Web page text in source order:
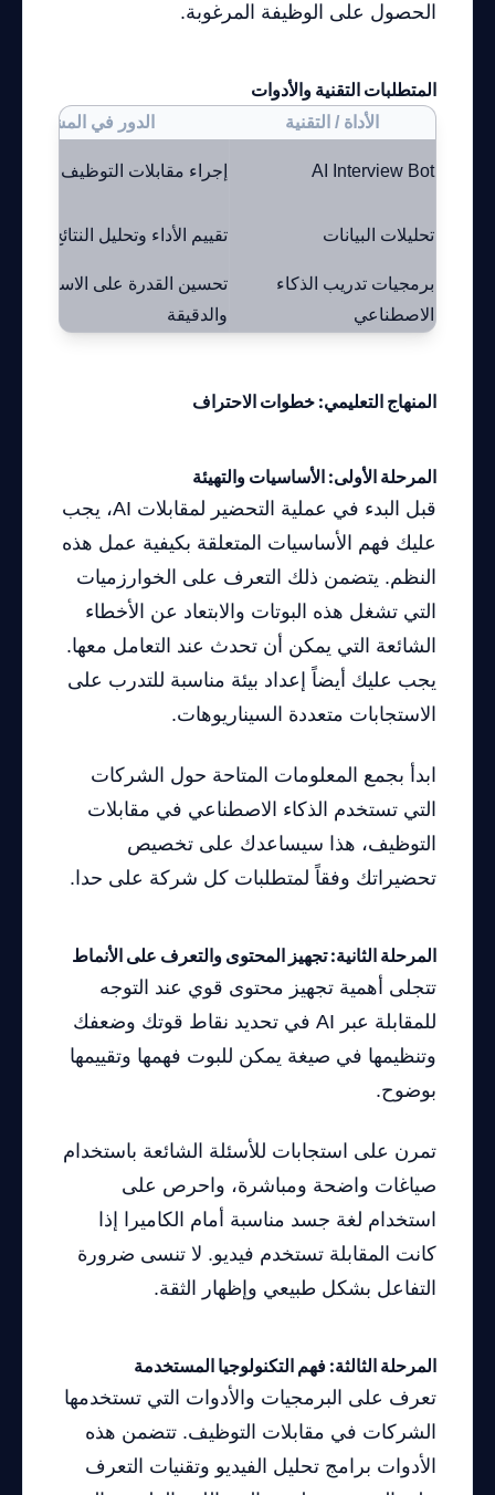
الحصول على الوظيفة المرغوبة.
المتطلبات التقنية والأدوات
الأداة / التقنية الدور في المشروع
AI Interview Bot إجراء مقابلات التوظيف
تحليلات البيانات تقييم الأداء وتحليل النتائج
برمجيات تدريب الذكاء
الاصطناعي
تحسين القدرة على الاستجابة
والدقيقة
المنهاج التعليمي: خطوات الاحتراف
المرحلة الأولى: الأساسيات والتهيئة
قبل البدء في عملية التحضير لمقابلات AI، يجب
عليك فهم الأساسيات المتعلقة بكيفية عمل هذه
النظم. يتضمن ذلك التعرف على الخوارزميات
التي تشغل هذه البوتات والابتعاد عن الأخطاء
الشائعة التي يمكن أن تحدث عند التعامل معها.
يجب عليك أيضاً إعداد بيئة مناسبة للتدرب على
الاستجابات متعددة السيناريوهات.
ابدأ بجمع المعلومات المتاحة حول الشركات
التي تستخدم الذكاء الاصطناعي في مقابلات
التوظيف، هذا سيساعدك على تخصيص
تحضيراتك وفقاً لمتطلبات كل شركة على حدا.
المرحلة الثانية: تجهيز المحتوى والتعرف على الأنماط
تتجلى أهمية تجهيز محتوى قوي عند التوجه
للمقابلة عبر AI في تحديد نقاط قوتك وضعفك
وتنظيمها في صيغة يمكن للبوت فهمها وتقييمها
بوضوح.
تمرن على استجابات للأسئلة الشائعة باستخدام
صياغات واضحة ومباشرة، واحرص على
استخدام لغة جسد مناسبة أمام الكاميرا إذا
كانت المقابلة تستخدم فيديو. لا تنسى ضرورة
التفاعل بشكل طبيعي وإظهار الثقة.
المرحلة الثالثة: فهم التكنولوجيا المستخدمة
تعرف على البرمجيات والأدوات التي تستخدمها
الشركات في مقابلات التوظيف. تتضمن هذه
الأدوات برامج تحليل الفيديو وتقنيات التعرف